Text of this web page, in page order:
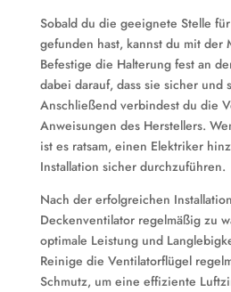
Sobald du die geeignete Stelle
gefunden hast, kannst du mit der
Befestige die Halterung fest an
dabei darauf, dass sie sicher und
Anschließend verbindest du die
Anweisungen des Herstellers.
ist es ratsam, einen Elektriker
Installation sicher durchzuführen.
Nach der erfolgreichen
Deckenventilator regelmäßig zu
optimale Leistung und
Reinige die Ventilatorflügel
Schmutz, um eine effiziente